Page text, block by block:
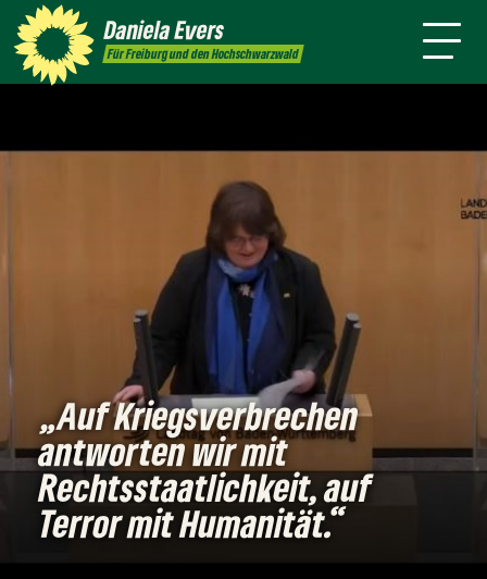
DanielaEvers
Für Freiburg und den Hochschwarzwald
mich
„Auf Kriegsverbrechen
antworten wir mit
Rechtsstaatlichkeit, auf
Terror mit Humanität.“